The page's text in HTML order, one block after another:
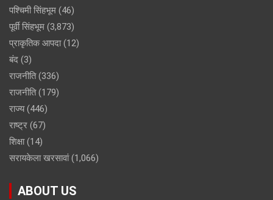
पश्चिमी सिंहभूम (46)
पूर्वी सिंहभूम (3,873)
प्राकृतिक आपदा(12)
बंद (3)
राजनीति(336)
राजनीति(179)
राज्य(446)
राष्ट्र (67)
शिक्षा(14)
सरायकेला खरसावां(1,066)
ABOUT US